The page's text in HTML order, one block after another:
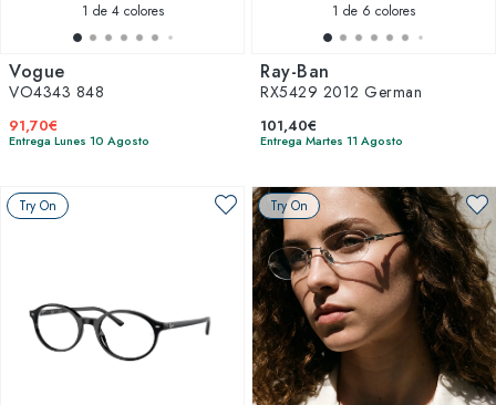
1 de 4 colores
Vogue
VO4343 848
91,70€
Entrega Lunes 10 Agosto
1 de 6 colores
Ray-Ban
RX5429 2012 German
101,40€
Entrega Martes 11 Agosto
Try On Try On